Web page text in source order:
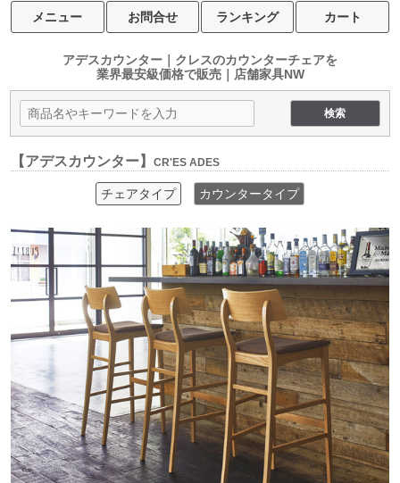
メニュー お問合せ ランキング カート
アデスカウンター｜クレスのカウンターチェアを
業界最安級価格で販売｜店舗家具NW
【アデスカウンター】CR'ES ADES
チェアタイプ カウンタータイプ